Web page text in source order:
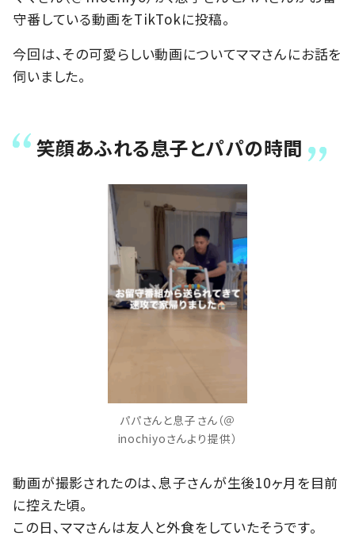
守番している動画をTikTokに投稿。
今回は、その可愛らしい動画についてママさんにお話を
伺いました。
笑顔あふれる息子とパパの時間
パパさんと息子さん（＠
inochiyoさんより提供）
動画が撮影されたのは、息子さんが生後10ヶ月を目前
に控えた頃。
この日、ママさんは友人と外食をしていたそうです。